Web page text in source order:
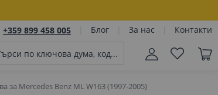
+359 899 458 005 Блог За нас Контакти
за Mercedes Benz ML W163 (1997-2005)